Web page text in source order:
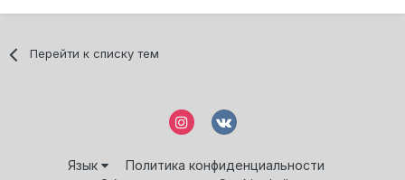
Перейти к списку тем
Язык
Политика конфиденциальности